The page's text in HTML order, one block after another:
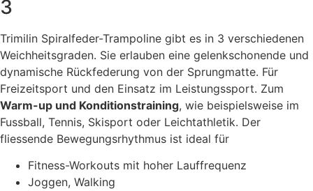
3
Trimilin Spiralfeder-Trampoline gibt es in 3 verschiedenen
Weichheitsgraden. Sie erlauben eine gelenkschonende und
dynamische Rückfederung von der Sprungmatte. Für
Freizeitsport und den Einsatz im Leistungssport. Zum
Warm-up und Konditionstraining, wie beispielsweise im
Fussball, Tennis, Skisport oder Leichtathletik. Der
fliessende Bewegungsrhythmus ist ideal für
Fitness-Workouts mit hoher Lauffrequenz
Joggen, Walking